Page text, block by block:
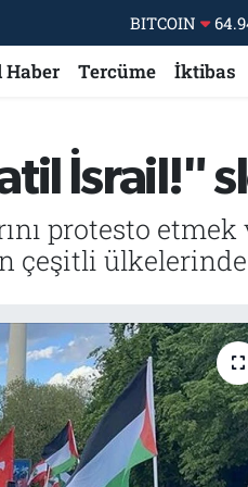
DOLAR
EURO
GRAM ALTIN
BİST100
Haber Tercüme İktibas
İsrail!"
protesto
çeşitli